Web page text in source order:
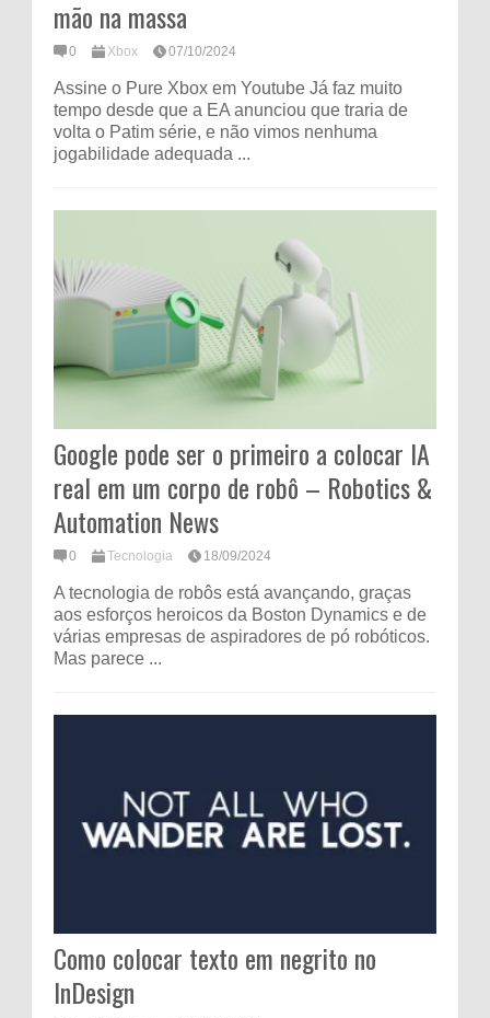
mão na massa
0 Xbox 07/10/2024
Assine o Pure Xbox em Youtube Já faz muito
tempo desde que a EA anunciou que traria de
volta o Patim série, e não vimos nenhuma
jogabilidade adequada ...
Google pode ser o primeiro a colocar IA
real em um corpo de robô – Robotics &
Automation News
0 Tecnologia 18/09/2024
A tecnologia de robôs está avançando, graças
aos esforços heroicos da Boston Dynamics e de
várias empresas de aspiradores de pó robóticos.
Mas parece ...
Como colocar texto em negrito no
InDesign